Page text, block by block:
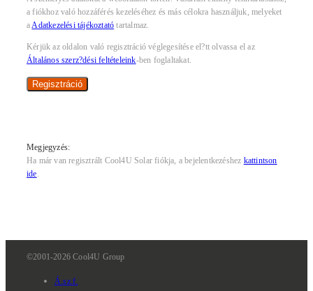
a fiókhoz való hozzáférés kezeléséhez és más célokra használjuk, melyeket
aAdatkezelési tájékoztató tartalmaz.
Kérjük az oldalon való regisztráció véglegesítése el?tt olvassa el az
Általános szerz?dési feltételeink-ben foglaltakat.
Regisztráció
Megjegyzés:
Ha már van regisztrált Cool4U Solar fiókja, a bejelentkezéshez kattintson
ide.
©2001-2026 Cool4U Group
Á.sz.f.